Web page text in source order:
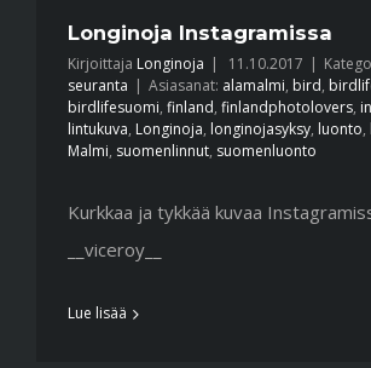
Longinoja Instagramissa
Kirjoittaja Longinoja 11.10.2017
seuranta
Asiasanat: alamalmi, bird,
birdlifesuomi, finland, finlandphotolovers,
lintukuva, Longinoja, longinojasyksy, luonto,
Malmi, suomenlinnut, suomenluonto
Kurkkaa ja tykkää kuvaa
__viceroy__
Lue lisää